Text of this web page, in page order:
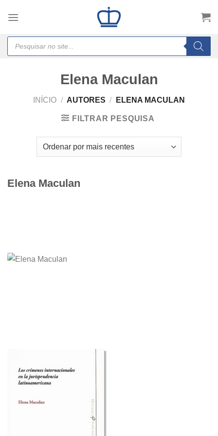
Products
search
Elena Maculan
INÍCIO / AUTORES / ELENA MACULAN
FILTRAR PESQUISA
Elena Maculan